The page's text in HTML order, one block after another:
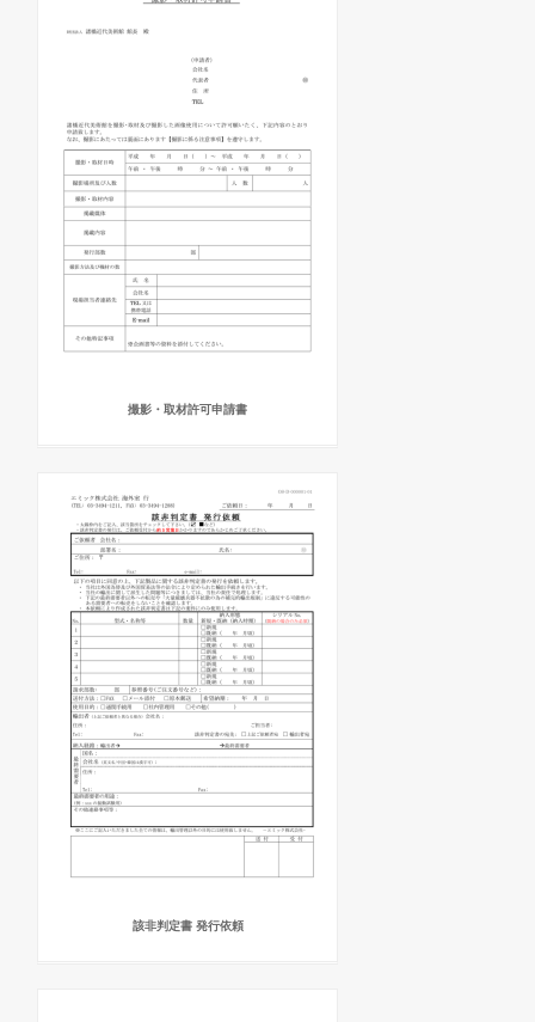
撮影・取材許可申請書
該非判定書 発行依頼